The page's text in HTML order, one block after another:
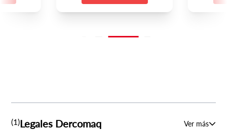
(1)Legales Dercomaq Ver más